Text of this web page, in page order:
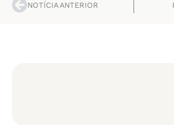
NOTÍCIA ANTERIOR